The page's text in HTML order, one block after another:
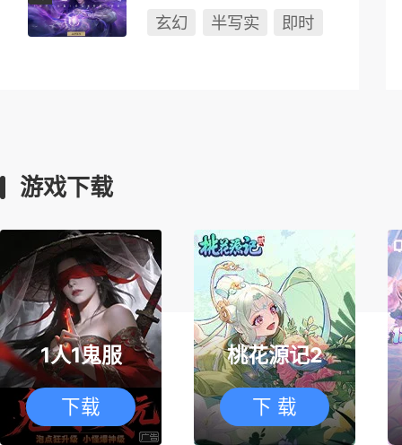
玄幻 半写实 即时
游戏下载
1人1鬼服
下载
桃花源记2
下 载